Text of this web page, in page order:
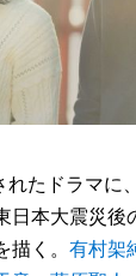
たドラマに
日本大震災後
く。 有村架